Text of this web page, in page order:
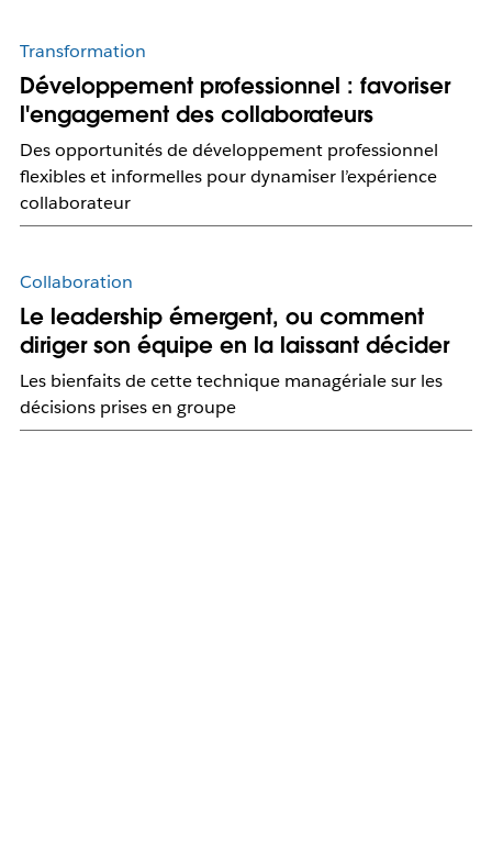
Transformation
Développement professionnel : favoriser
l'engagement des collaborateurs
Des opportunités de développement professionnel
flexibles et informelles pour dynamiser l’expérience
collaborateur
Collaboration
Le leadership émergent, ou comment
diriger son équipe en la laissant décider
Les bienfaits de cette technique managériale sur les
décisions prises en groupe